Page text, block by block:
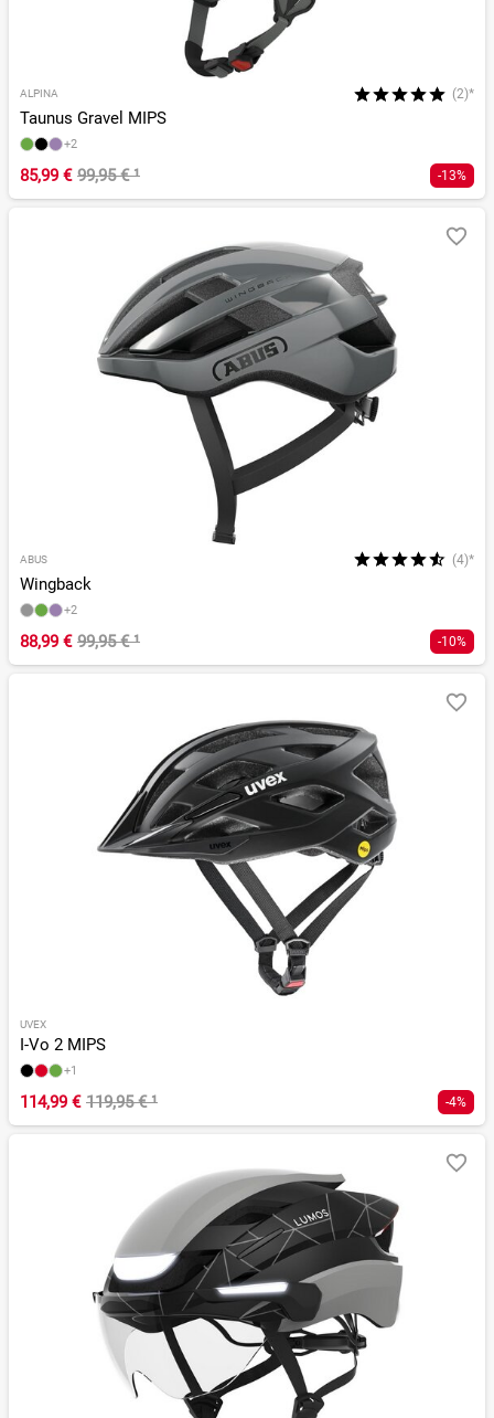
ALPINA (2)*
Taunus Gravel MIPS
+2
85,99 € 99,95 €¹ -13%
ABUS (4)*
Wingback
+2
88,99 € 99,95 €¹ -10%
UVEX
I-Vo 2 MIPS
+1
114,99 € 119,95 €¹ -4%